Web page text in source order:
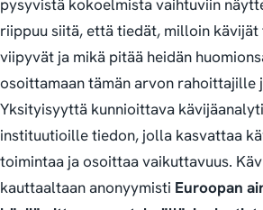
pysyvistä kokoelmista vaihtuviin
riippuu siitä, että tiedät, milloin kävijät
viipyvät ja mikä pitää heidän
osoittamaan tämän arvon rahoittajille
Yksityisyyttä kunnioittava
instituutioille tiedon, jolla kasvattaa
toimintaa ja osoittaa vaikuttavuus.
kauttaaltaan anonyymisti Euroopan